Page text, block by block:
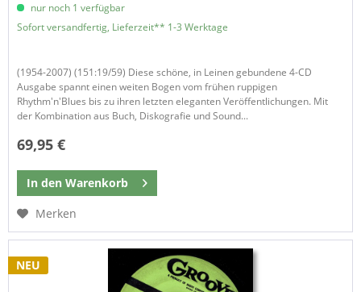
nur noch 1 verfügbar
Sofort versandfertig, Lieferzeit** 1-3 Werktage
(1954-2007) (151:19/59) Diese schöne, in Leinen gebundene 4-CD
Ausgabe spannt einen weiten Bogen vom frühen ruppigen
Rhythm'n'Blues bis zu ihren letzten eleganten Veröffentlichungen. Mit
der Kombination aus Buch, Diskografie und Sound...
69,95 €
In den Warenkorb
Merken
NEU